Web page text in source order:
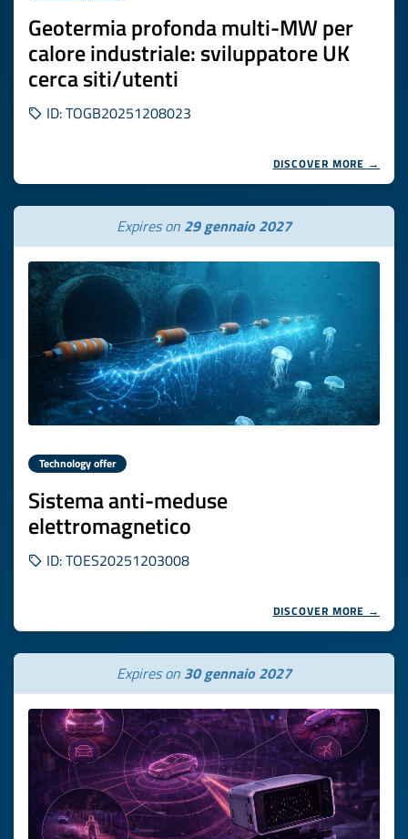
Geotermia profonda multi-MW per
calore industriale: sviluppatore UK
cerca siti/utenti
ID: TOGB20251208023
DISCOVER MORE →
Expires on 29 gennaio 2027
Technology offer
Sistema anti-meduse
elettromagnetico
ID: TOES20251203008
DISCOVER MORE →
Expires on 30 gennaio 2027